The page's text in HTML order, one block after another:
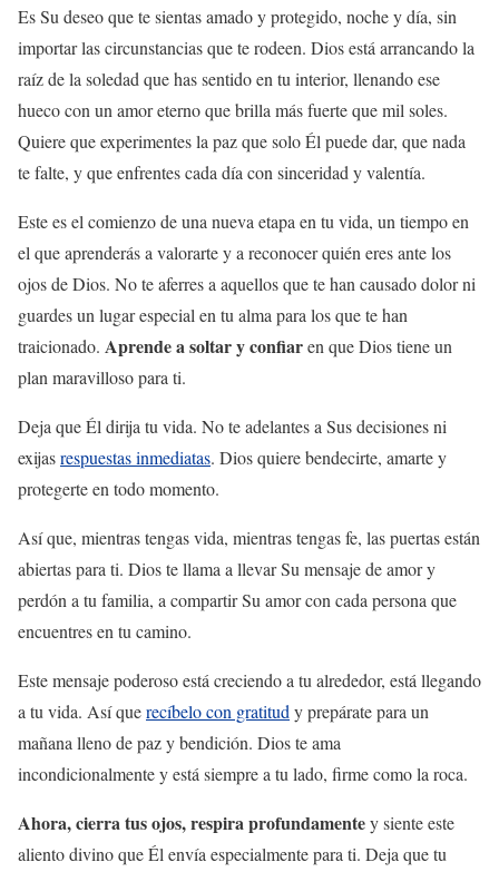
Es Su deseo que te sientas amado y protegido, noche y día, sin
importar las circunstancias que te rodeen. Dios está arrancando la
raíz de la soledad que has sentido en tu interior, llenando ese
hueco con un amor eterno que brilla más fuerte que mil soles.
Quiere que experimentes la paz que solo Él puede dar, que nada
te falte, y que enfrentes cada día con sinceridad y valentía.
Este es el comienzo de una nueva etapa en tu vida, un tiempo en
el que aprenderás a valorarte y a reconocer quién eres ante los
ojos de Dios. No te aferres a aquellos que te han causado dolor ni
guardes un lugar especial en tu alma para los que te han
traicionado. Aprende a soltar y confiaren que Dios tiene un
plan maravilloso para ti.
Deja que Él dirija tu vida. No te adelantes a Sus decisiones ni
exijasrespuestas inmediatas. Dios quiere bendecirte, amarte y
protegerte en todo momento.
Así que, mientras tengas vida, mientras tengas fe, las puertas están
abiertas para ti. Dios te llama a llevar Su mensaje de amor y
perdón a tu familia, a compartir Su amor con cada persona que
encuentres en tu camino.
Este mensaje poderoso está creciendo a tu alrededor, está llegando
a tu vida. Así querecíbelo con gratitudy prepárate para un
mañana lleno de paz y bendición. Dios te ama
incondicionalmente y está siempre a tu lado, firme como la roca.
Ahora, cierra tus ojos, respira profundamentey siente este
aliento divino que Él envía especialmente para ti. Deja que tu